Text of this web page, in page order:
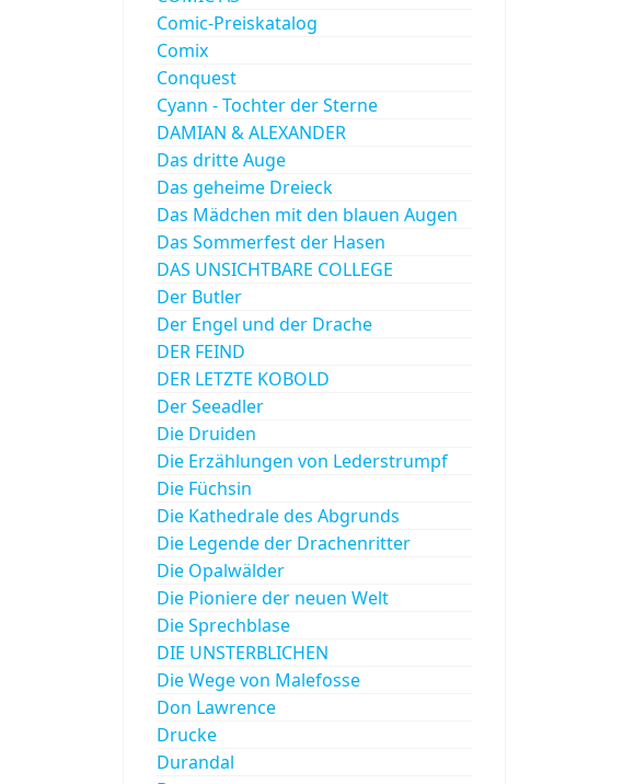
Comic-Preiskatalog
Comix
Conquest
Cyann - Tochter der Sterne
DAMIAN & ALEXANDER
Das dritte Auge
Das geheime Dreieck
Das Mädchen mit den blauen Augen
Das Sommerfest der Hasen
DAS UNSICHTBARE COLLEGE
Der Butler
Der Engel und der Drache
DER FEIND
DER LETZTE KOBOLD
Der Seeadler
Die Druiden
Die Erzählungen von Lederstrumpf
Die Füchsin
Die Kathedrale des Abgrunds
Die Legende der Drachenritter
Die Opalwälder
Die Pioniere der neuen Welt
Die Sprechblase
DIE UNSTERBLICHEN
Die Wege von Malefosse
Don Lawrence
Drucke
Durandal